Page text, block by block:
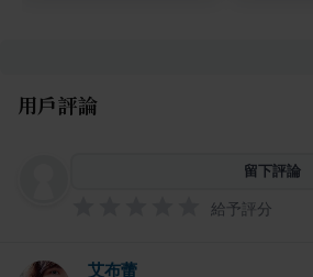
用戶評論
留下評論
給予評分
艾布蕾